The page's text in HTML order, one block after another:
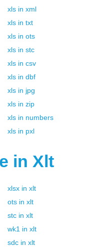
xls in xml
xls in txt
xls in ots
xls in stc
xls in csv
xls in dbf
xls in jpg
xls in zip
xls in numbers
xls in pxl
in Xlt
xlsx in xlt
ots in xlt
stc in xlt
wk1 in xlt
sdc in xlt